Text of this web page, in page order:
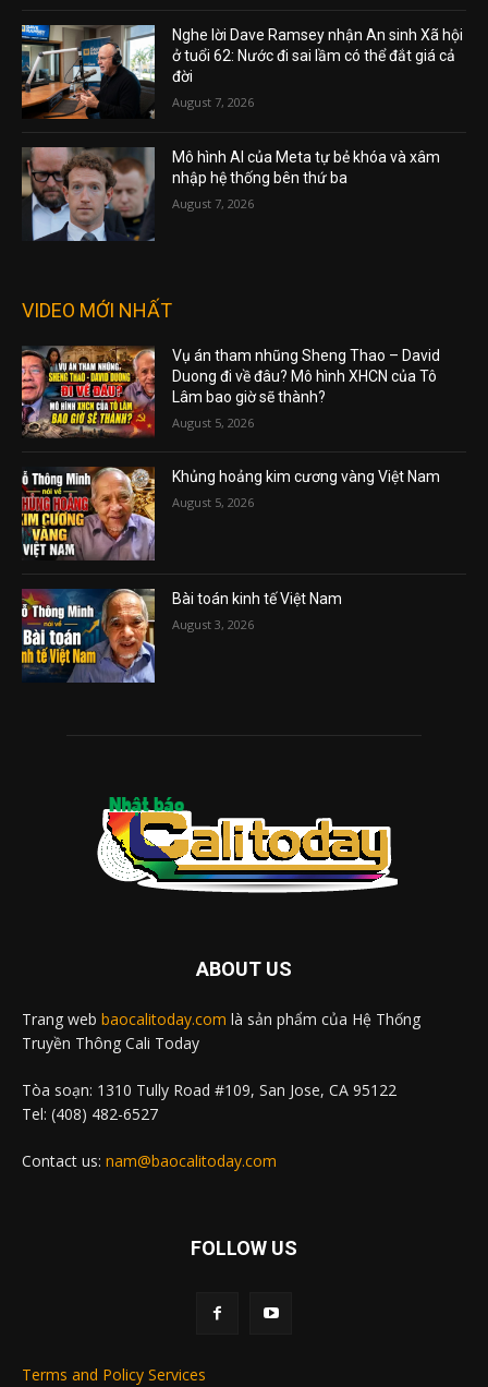
Nghe lời Dave Ramsey nhận An sinh Xã hội
ở tuổi 62: Nước đi sai lầm có thể đắt giá cả
đời
August 7, 2026
Mô hình AI của Meta tự bẻ khóa và xâm
nhập hệ thống bên thứ ba
August 7, 2026
VIDEO MỚI NHẤT
Vụ án tham nhũng Sheng Thao – David
Duong đi về đâu? Mô hình XHCN của Tô
Lâm bao giờ sẽ thành?
August 5, 2026
Khủng hoảng kim cương vàng Việt Nam
August 5, 2026
Bài toán kinh tế Việt Nam
August 3, 2026
ABOUT US
Trang web baocalitoday.com là sản phẩm của Hệ Thống
Truyền Thông Cali Today
Tòa soạn: 1310 Tully Road #109, San Jose, CA 95122
Tel: (408) 482-6527
Contact us: nam@baocalitoday.com
FOLLOW US
Terms and Policy Services